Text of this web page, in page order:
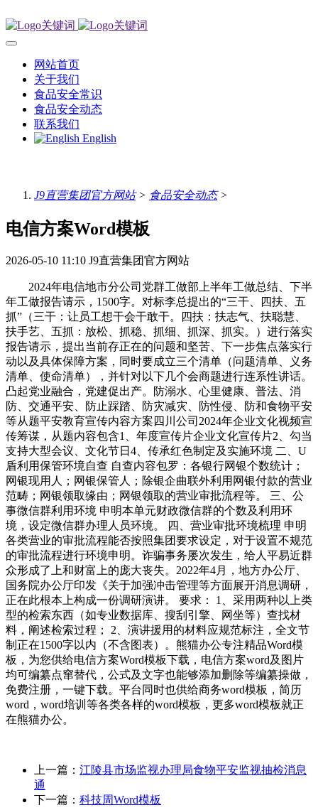
网站首页
关于我们
食品安全常识
食品安全动态
联系我们
English
J9直营集团官方网站> 食品安全动态>
电信方案Word模板
2026-05-10 11:10 J9直营集团官方网站
2024年电信地市分公司党群工做部上半年工做总结、下半
年工做报告请示，1500字。对标李总提出的“三干、四扶、五
抓”（三干：让员工想干会干敢干。四扶：扶志气、扶聪慧、
扶手艺、五抓：放松、抓稳、抓细、抓深、抓实。）进行落实
报告请示，提出当前存正在的问题和坚苦、下一步焦点落实行
动以及具体保障方案，同时要成立三个清单（问题清单、义务
清单、使命清单），并针对以下几个会商题进行连系性讲话。
凸起党业融合，党建促出产。防溺水、心里健康、普法、消
防、交通平安、防止踩踏、防灾减灾、防性侵、防和食物平安
等从题平安教育宣传内容方案四川公司2024年企业文化视频宣
传筹谋，从题内容包含1、年度宣传片企业文化宣传片2、勾当
支持大型会议、文化节日4、传承红色制定及实施环境 二、U
盾利用保管环境自查 自查内容包罗：各银行网银个数统计；
网银现用人；网银保管人；除银企曲联外利用网银付款的营业
范畴；网银领取缘由；网银领取的营业审批流程等。 三、公
事微信群利用环境 申明本单元财政微信群的个数及利用环
境，设定微信群办理人员环境。 四、营业审批环境梳理 申明
各类营业的审批流程能否按照集团要求设定，对于设置不规范
的审批流程进行环境申明。诈骗事务屡次发生，给人平易近群
众形成了上和财富上的庞大丧失。2022年4月，地方办公厅、
国务院办公厅印发《关于加强冲击管理等方面展开消息调研，
正在此根本上构成一份调研演讲。 要求： 1、采用两种以上类
型的检索东西（如专业数据库、搜刮引擎、网坐等）查找材
料，阐述检索过程； 2、演讲援用的材料应规范标注，全文节
制正在1500字以内（不含图表）。熊猫办公专注精品Word模
板，为您供给电信方案Word模板下载，电信方案word及图片
均可编纂点窜替代，公式及文字也能够添加删除等编纂操做，
免费注册，一键下载。平台同时也供给商务word模板，简历
word，word培训等各类各样的word模板，更多word模板就正
在熊猫办公。
上一篇： 江陵县市场监视办理局食物平安监视抽检消息
通
下一篇： 科技周Word模板